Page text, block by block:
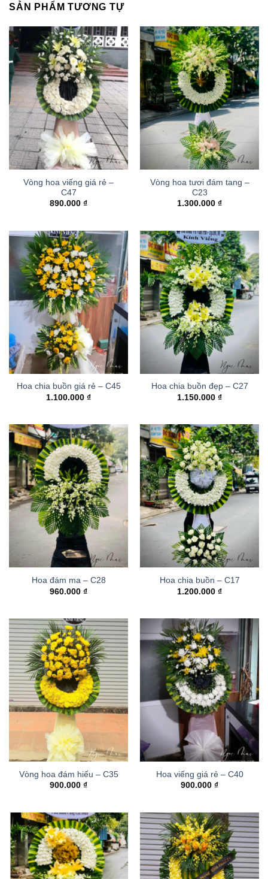
SẢN PHẨM TƯƠNG TỰ
Vòng hoa viếng giá rẻ –
C47
890.000 ₫
Vòng hoa tươi đám tang –
C23
1.300.000 ₫
Hoa chia buồn giá rẻ – C45
1.100.000 ₫
Hoa chia buồn đẹp – C27
1.150.000 ₫
Hoa đám ma – C28
960.000 ₫
Hoa chia buồn – C17
1.200.000 ₫
Vòng hoa đám hiếu – C35
900.000 ₫
Hoa viếng giá rẻ – C40
900.000 ₫